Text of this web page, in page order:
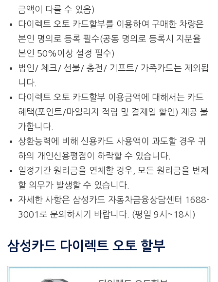
금액이 다를 수 있음)
다이렉트 오토 카드할부를 이용하여 구매한 차량은
본인 명의로 등록 필수(공동 명의로 등록시 지분율
본인 50%이상 설정 필수)
법인/ 체크/ 선불/ 충전/ 기프트/ 가족카드는 제외됩
니다.
다이렉트 오토 카드할부 이용금액에 대해서는 카드
혜택(포인트/마일리지 적립 및 결제일 할인) 제공 불
가합니다.
상환능력에 비해 신용카드 사용액이 과도할 경우 귀
하의 개인신용평점이 하락할 수 있습니다.
일정기간 원리금을 연체할 경우, 모든 원리금을 변제
할 의무가 발생할 수 있습니다.
자세한 사항은 삼성카드 자동차금융상담센터 1688-
3001로 문의하시기 바랍니다. (평일 9시~18시)
삼성카드 다이렉트 오토 할부